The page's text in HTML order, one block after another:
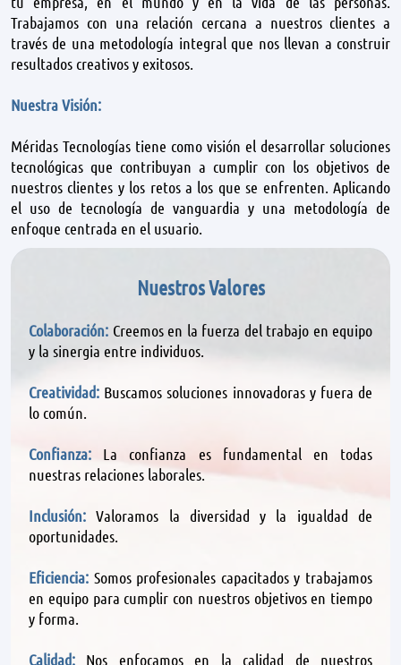
Trabajamos con una relación cercana a nuestros clientes a
través de una metodología integral que nos llevan a construir
resultados creativos y exitosos.
Nuestra Visión:
Méridas Tecnologías tiene como visión el desarrollar soluciones
tecnológicas que contribuyan a cumplir con los objetivos de
nuestros clientes y los retos a los que se enfrenten. Aplicando
el uso de tecnología de vanguardia y una metodología de
enfoque centrada en el usuario.
Nuestros Valores
Colaboración: Creemos en la fuerza del trabajo en equipo
y la sinergia entre individuos.
Creatividad: Buscamos soluciones innovadoras y fuera de
lo común.
Confianza: La confianza es fundamental en todas
nuestras relaciones laborales.
Inclusión: Valoramos la diversidad y la igualdad de
oportunidades.
Eficiencia: Somos profesionales capacitados y trabajamos
en equipo para cumplir con nuestros objetivos en tiempo
y forma.
Calidad: Nos enfocamos en la calidad de nuestros